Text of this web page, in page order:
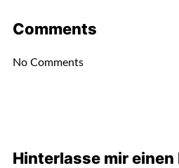
Comments
No Comments
Hinterlasse mir einen